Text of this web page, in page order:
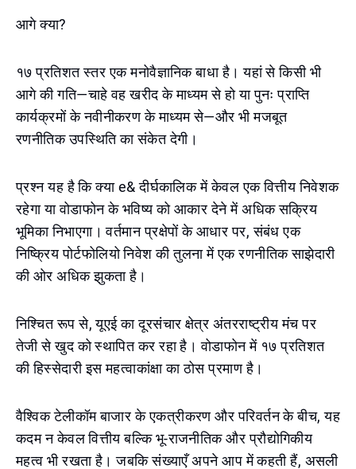
आगे क्या?
१७ प्रतिशत स्तर एक मनोवैज्ञानिक बाधा है। यहां से किसी भी
आगे की गति—चाहे वह खरीद के माध्यम से हो या पुनः प्राप्ति
कार्यक्रमों के नवीनीकरण के माध्यम से—और भी मजबूत
रणनीतिक उपस्थिति का संकेत देगी।
प्रश्न यह है कि क्या e& दीर्घकालिक में केवल एक वित्तीय निवेशक
रहेगा या वोडाफोन के भविष्य को आकार देने में अधिक सक्रिय
भूमिका निभाएगा। वर्तमान प्रक्षेपों के आधार पर, संबंध एक
निष्क्रिय पोर्टफोलियो निवेश की तुलना में एक रणनीतिक साझेदारी
की ओर अधिक झुकता है।
निश्चित रूप से, यूएई का दूरसंचार क्षेत्र अंतरराष्ट्रीय मंच पर
तेजी से खुद को स्थापित कर रहा है। वोडाफोन में १७ प्रतिशत
की हिस्सेदारी इस महत्वाकांक्षा का ठोस प्रमाण है।
वैश्विक टेलीकॉम बाजार के एकत्रीकरण और परिवर्तन के बीच, यह
कदम न केवल वित्तीय बल्कि भू-राजनीतिक और प्रौद्योगिकीय
महत्व भी रखता है। जबकि संख्याएँ अपने आप में कहती हैं, असली